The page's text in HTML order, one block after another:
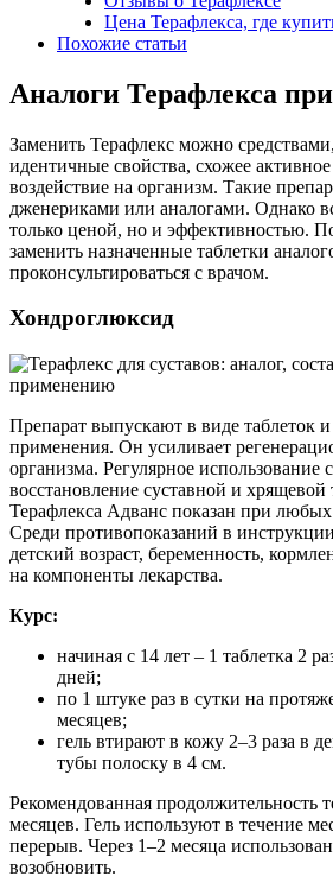
Цена Терафлекса, где
Похожие статьи
Аналоги Терафлекса
Заменить Терафлекс можно
идентичные свойства, схожее
воздействие на организм. Такие
дженериками или аналогами. Однако
только ценой, но и эффективностью.
заменить назначенные таблетки
проконсультироваться с врачом.
Хондроглюксид
Препарат выпускают в виде таблеток
применения. Он усиливает
организма. Регулярное использование
восстановление суставной и хрящевой
Терафлекса Адванс показан при любых
Среди противопоказаний в
детский возраст, беременность,
на компоненты лекарства.
Курс:
начиная с 14 лет – 1 таблетка 2
дней;
по 1 штуке раз в сутки на
месяцев;
гель втирают в кожу 2–3 раза в
тубы полоску в 4 см.
Рекомендованная продолжительность
месяцев. Гель используют в течение
перерыв. Через 1–2 месяца
возобновить.